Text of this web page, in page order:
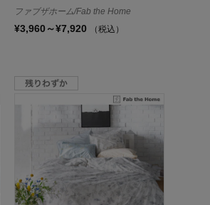
ファブザホーム/Fab the Home
¥3,960～¥7,920 （税込）